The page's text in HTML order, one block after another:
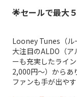
🌟セールで最大
Looney Tunes（ル
大注目のALDO（ア
ーも充実したライ
2,000円〜）からあ
ファンも手が出や